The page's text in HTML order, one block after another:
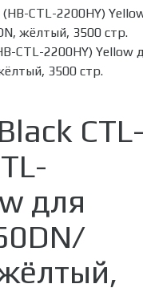
CTL-2200HY) Yellow
3500 стр.
для